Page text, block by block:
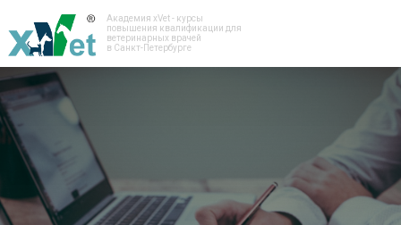
Академия xVet - курсы
повышения квалификации для
ветеринарных врачей
в Санкт-Петербурге